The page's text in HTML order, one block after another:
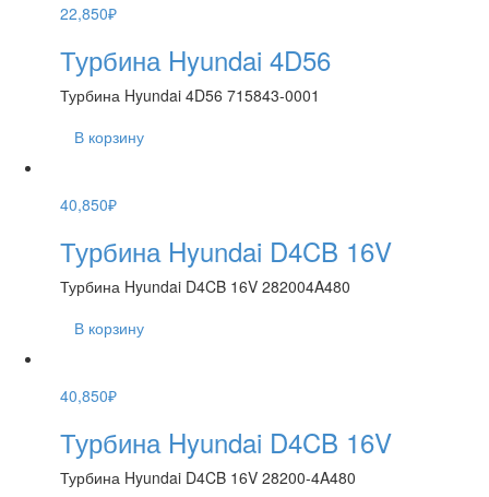
22,850₽
Турбина Hyundai 4D56
Турбина Hyundai 4D56 715843-0001
В корзину
40,850₽
Турбина Hyundai D4CB 16V
Турбина Hyundai D4CB 16V 282004A480
В корзину
40,850₽
Турбина Hyundai D4CB 16V
Турбина Hyundai D4CB 16V 28200-4A480